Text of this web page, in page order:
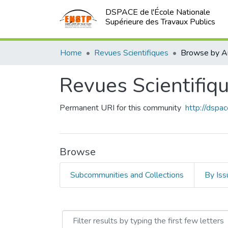
DSPACE de l'École Nationale
Supérieure des Travaux Publics
Home Revues Scientifiques Browse by
Revues
Permanent URI for this community http://
Browse
Subcommunities and Collections By
Browsing Revues